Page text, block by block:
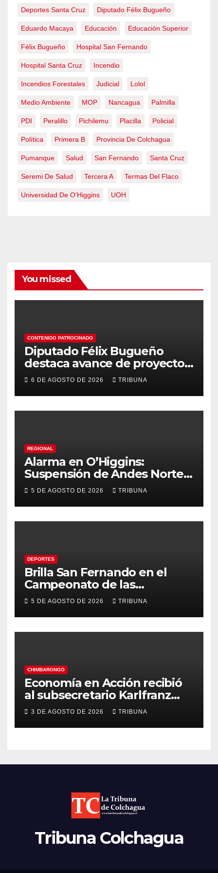
Deportes Santa Cruz Diputado Félix Bugueño
Eduardo Macaya Educación Educación Superior
Félix Bugueño Hospital San Fernando
Hospital Santa Cruz Incendio
Incendios Forestales Judicial Lolol
Medio Ambiente MOP Nancagua Palmilla
PDI Peralillo Pichilemu Placilla Policial
Política Primera B Provincia De Colchagua
Pumanque Salud San Fernando Santa Cruz
Seremi De Salud Tercera A Termas Del Flaco
Universidad De O'Higgins UOH
You missed
CONTENIDO PATROCINADO
Diputado Félix Bugueño
destaca avance de proyecto
para fortalecer la detección
tiroides
6 DE AGOSTO DE 2026 TRIBUNA
REGIONAL
Alarma en O’Higgins:
Suspensión de Andes Norte
golpea con fuerza el empleo
5 DE AGOSTO DE 2026 TRIBUNA
DEPORTES
Brilla San Fernando en el
Campeonato de las
Américas: Academia de
pase a la final internacional
5 DE AGOSTO DE 2026 TRIBUNA
CHIMBARONGO
Economía en Acción recibió
al subsecretario Karlfranz
Koehler en Chimbarongo
3 DE AGOSTO DE 2026 TRIBUNA
Tribuna Colchagua